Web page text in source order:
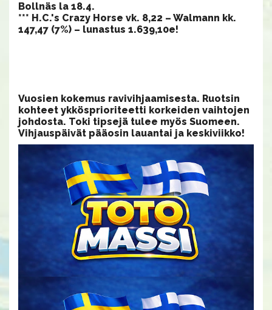
Bollnäs la 18.4.
*** H.C.'s Crazy Horse vk. 8,22 – Walmann kk.
147,47 (7%) – lunastus 1.639,10e!
​​​Vuosien kokemus ravivihjaamisesta. Ruotsin
kohteet ykkösprioriteetti korkeiden vaihtojen
johdosta. Toki tipsejä tulee myös Suomeen.
Vihjauspäivät pääosin lauantai ja keskiviikko!